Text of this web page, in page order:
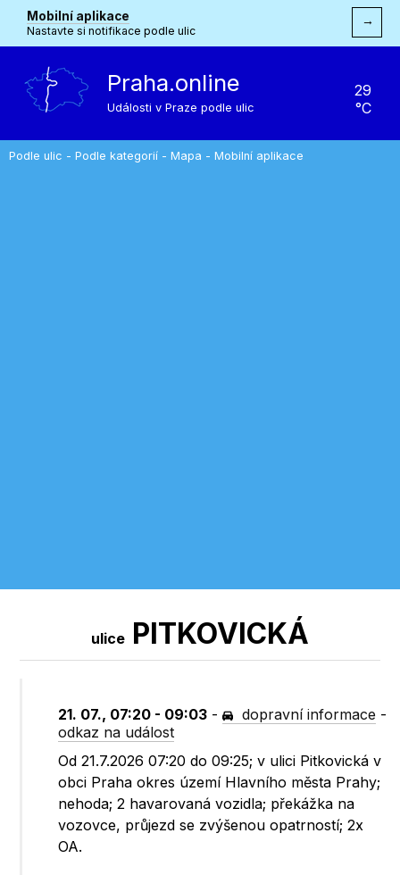
Mobilní aplikace
Nastavte si notifikace podle ulic
→
Praha.online
Události v Praze podle ulic
29
°C
Podle ulic - Podle kategorií - Mapa - Mobilní aplikace
ulice PITKOVICKÁ
21. 07., 07:20 - 09:03 - dopravní informace -
odkaz na událost
Od 21.7.2026 07:20 do 09:25; v ulici Pitkovická v
obci Praha okres území Hlavního města Prahy;
nehoda; 2 havarovaná vozidla; překážka na
vozovce, průjezd se zvýšenou opatrností; 2x
OA.